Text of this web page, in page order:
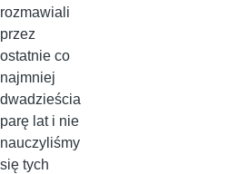
rozmawiali
przez
ostatnie co
najmniej
dwadzieścia
parę lat i nie
nauczyliśmy
się tych